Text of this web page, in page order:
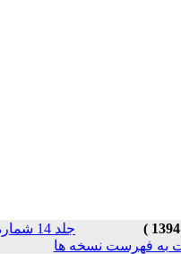
جلد 14 شماره
فهرست نسخه ها